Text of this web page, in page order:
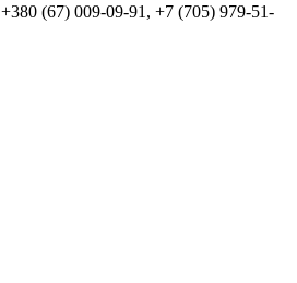
+380 (67) 009-09-91, +7 (705) 979-51-